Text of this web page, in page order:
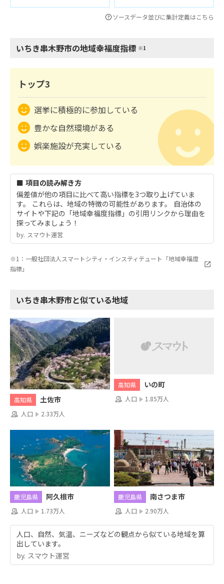
ソースデータ並びに集計定義はこちら
いちき串木野市の地域幸福度指標 ※1
トップ3
選挙に積極的に参加している
豊かな自然環境がある
娯楽施設が充実している
■ 項目の読み解き方
偏差値が他の項目に比べて高い指標を3つ取り上げていま
す。 これらは、地域の特徴の可能性があります。 自治体の
サイトや下記の「地域幸福度指標」の引用リンクから理由を
探ってみましょう！
by.︎ スマウト運営
※1：一般社団法人スマートシティ・インスティテュート「地域幸福度
指標」
いちき串木野市と似ている地域
高知県 土佐市
人口 2.33万人
高知県 いの町
人口 1.85万人
鹿児島県 阿久根市
人口 1.73万人
鹿児島県 南さつま市
人口 2.90万人
人口、自然、気温、ニーズなどの観点から似ている地域を算
出しています。
by.︎ スマウト運営